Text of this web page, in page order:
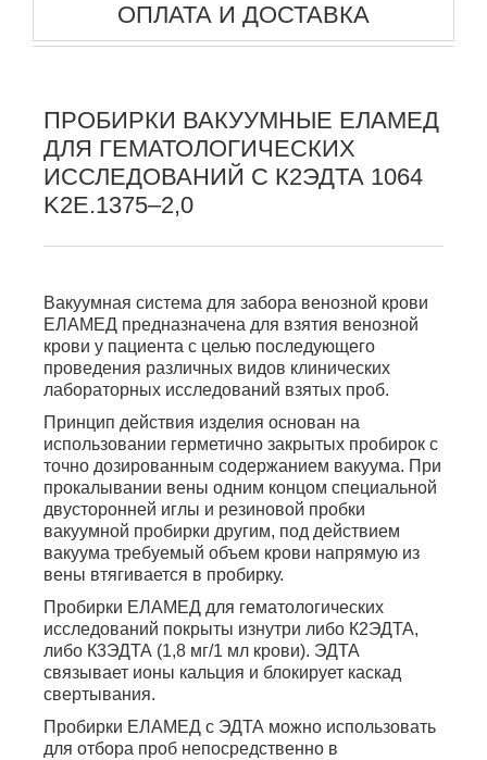
ОПЛАТА И ДОСТАВКА
ПРОБИРКИ ВАКУУМНЫЕ ЕЛАМЕД
ДЛЯ ГЕМАТОЛОГИЧЕСКИХ
ИССЛЕДОВАНИЙ С К2ЭДТА 1064
K2E.1375–2,0
Вакуумная система для забора венозной крови
ЕЛАМЕД предназначена для взятия венозной
крови у пациента с целью последующего
проведения различных видов клинических
лабораторных исследований взятых проб.
Принцип действия изделия основан на
использовании герметично закрытых пробирок с
точно дозированным содержанием вакуума. При
прокалывании вены одним концом специальной
двусторонней иглы и резиновой пробки
вакуумной пробирки другим, под действием
вакуума требуемый объем крови напрямую из
вены втягивается в пробирку.
Пробирки ЕЛАМЕД для гематологических
исследований покрыты изнутри либо К2ЭДТА,
либо К3ЭДТА (1,8 мг/1 мл крови). ЭДТА
связывает ионы кальция и блокирует каскад
свертывания.
Пробирки ЕЛАМЕД с ЭДТА можно использовать
для отбора проб непосредственно в